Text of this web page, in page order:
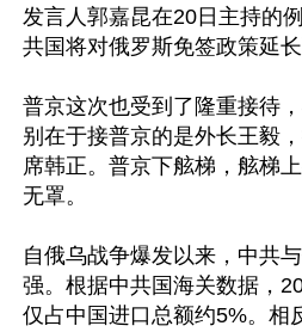
发言人郭嘉昆在20日主持的
共国将对俄罗斯免签政策延
普京这次也受到了隆重接待
别在于接普京的是外长王毅
席韩正。普京下舷梯，舷梯
无罩。
自俄乌战争爆发以来，中共
强。根据中共国海关数据，
仅占中国进口总额约5%。相